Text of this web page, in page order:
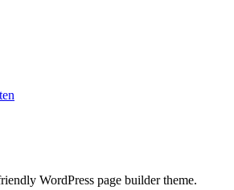
WordPress page builder theme.